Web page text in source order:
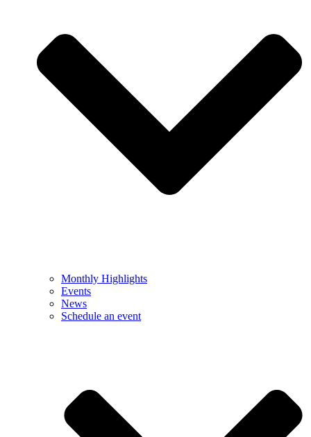
Monthly Highlights
Events
News
Schedule an event